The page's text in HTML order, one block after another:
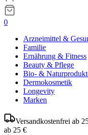
0
Arzneimittel &
Familie
Ernährung & Fitness
Beauty & Pflege
Bio- &
Dermokosmetik
Longevity
Marken
Versandkostenfrei ab
ab 25 €